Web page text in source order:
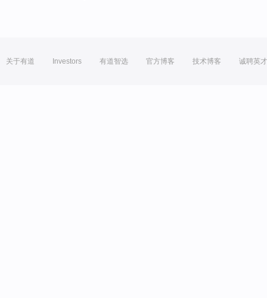
关于有道 Investors 有道智选 官方博客 技术博客 诚聘英才